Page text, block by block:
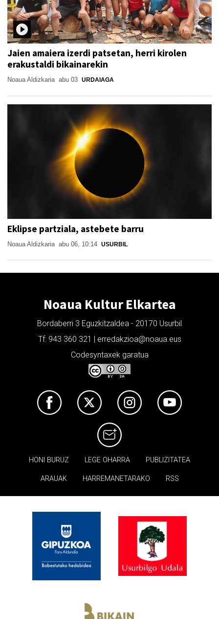
Jaien amaiera izerdi patsetan, herri kirolen
erakustaldi bikainarekin
Noaua Aldizkaria abu 03 URDAIAGA
Eklipse partziala, astebete barru
Noaua Aldizkaria abu 06, 10:14 USURBIL
Noaua Kultur Elkartea
Bordaberri 3 Eguzkitzaldea - 20170 Usurbil
Tf: 943 360 321 | erredakzioa@noaua.eus
Codesyntaxek garatua
HONI BURUZ LEGE OHARRA PUBLIZITATEA
ARAUAK HARREMANETARAKO RSS